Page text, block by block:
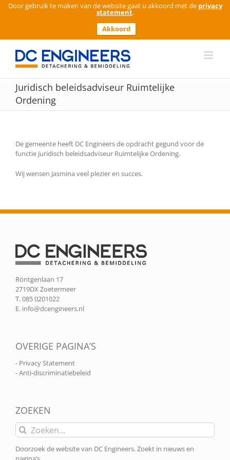
Door gebruik te maken van de website gaat u akkoord met de privacy
statement.
Akkoord
Ga
inhoud
Juridisch beleidsadviseur Ruimtelijke
Ordening
De gemeente heeft DC Engineers de opdracht gegund voor de
functie Juridisch beleidsadviseur Ruimtelijke Ordening.
Wij wensen Jasmina veel plezier en succes.
Röntgenlaan 17
2719DX Zoetermeer
T. 085 0201022
E. info@dcengineers.nl
OVERIGE PAGINA’S
- Privacy Statement
- Anti-discriminatiebeleid
ZOEKEN
Zoeken
naar:
Doorzoek de website van DC Engineers. Zoekt in nieuws en